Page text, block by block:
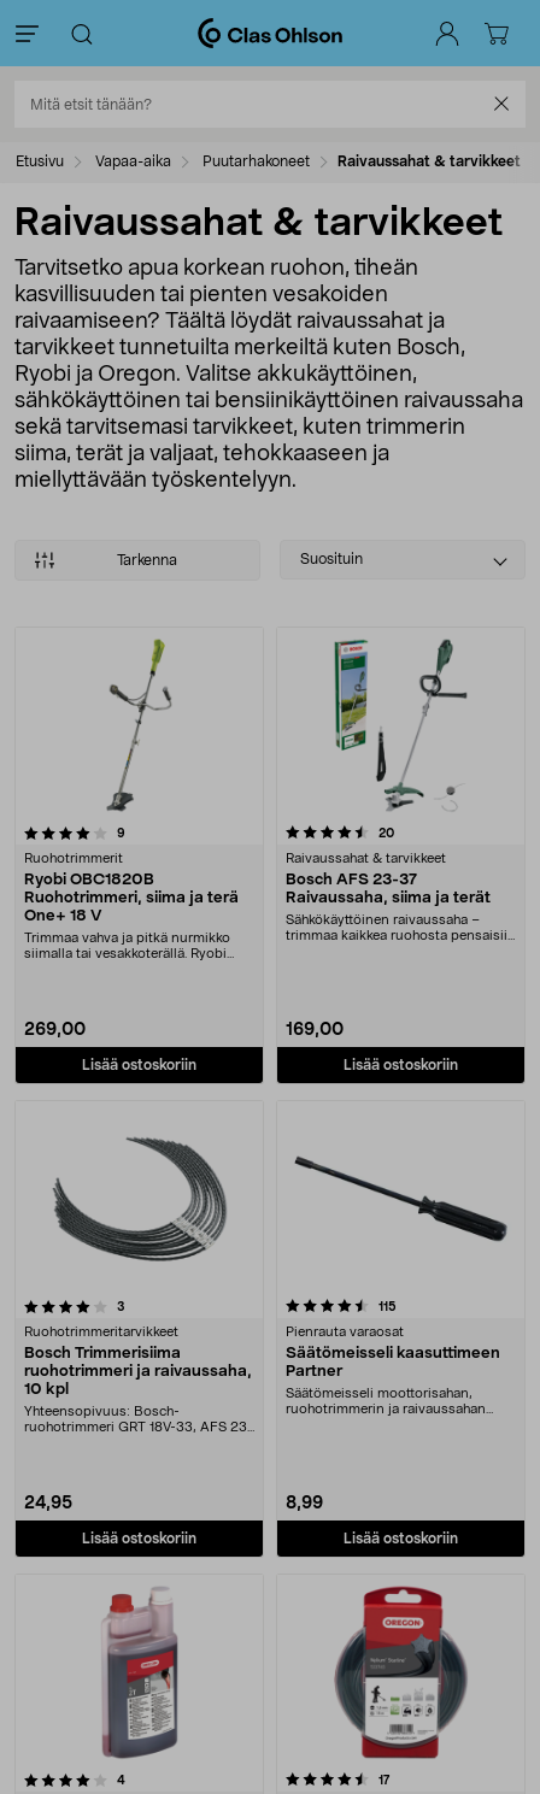
Etusivu Vapaa-aika Puutarhakoneet Raivaussahat & tarvikkeet
Raivaussahat & tarvikkeet
Tarvitsetko apua korkean ruohon, tiheän
kasvillisuuden tai pienten vesakoiden
raivaamiseen? Täältä löydät raivaussahat ja
tarvikkeet tunnetuilta merkeiltä kuten Bosch,
Ryobi ja Oregon. Valitse akkukäyttöinen,
sähkökäyttöinen tai bensiinikäyttöinen raivaussaha
sekä tarvitsemasi tarvikkeet, kuten trimmerin
siima, terät ja valjaat, tehokkaaseen ja
miellyttävään työskentelyyn.
Tarkenna
Select
Suosituin
Tuotteet
9
Ruohotrimmerit
Ryobi OBC1820B
Ruohotrimmeri, siima ja terä
One+ 18 V
Trimmaa vahva ja pitkä nurmikko
siimalla tai vesakkoterällä. Ryobi
269,00
Lisää ostoskoriin
4.5 viidestä tähdestä 20arvostelut
Raivaussahat & tarvikkeet
Bosch AFS 23-37
Raivaussaha, siima ja terät
Sähkökäyttöinen raivaussaha –
trimmaa kaikkea ruohosta pensaisiin
169,00
Lisää ostoskoriin
3
Ruohotrimmeritarvikkeet
Bosch Trimmerisiima
ruohotrimmeri ja raivaussaha,
10 kpl
Yhteensopivuus: Bosch-
ruohotrimmeri GRT 18V-33, AFS 23-
24,95
Lisää ostoskoriin
4.5 viidestä tähdestä 115
Pienrauta varaosat
Säätömeisseli kaasuttimeen
Partner
Säätömeisseli moottorisahan,
ruohotrimmerin ja raivaussahan
8,99
Lisää ostoskoriin
4arvostelut
4.5 viidestä tähdestä 17arvostelut